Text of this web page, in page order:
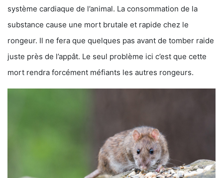
système cardiaque de l’animal. La consommation de la
substance cause une mort brutale et rapide chez le
rongeur. Il ne fera que quelques pas avant de tomber raide
juste près de l’appât. Le seul problème ici c’est que cette
mort rendra forcément méfiants les autres rongeurs.